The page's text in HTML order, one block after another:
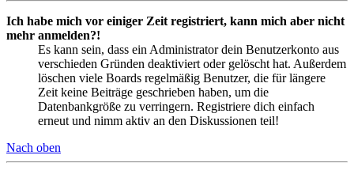
Ich habe mich vor einiger Zeit registriert, kann mich aber nicht
mehr anmelden?!
Es kann sein, dass ein Administrator dein Benutzerkonto aus
verschieden Gründen deaktiviert oder gelöscht hat. Außerdem
löschen viele Boards regelmäßig Benutzer, die für längere
Zeit keine Beiträge geschrieben haben, um die
Datenbankgröße zu verringern. Registriere dich einfach
erneut und nimm aktiv an den Diskussionen teil!
Nach oben